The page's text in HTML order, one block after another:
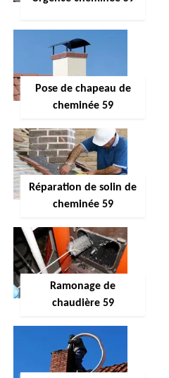
Pose de chapeau de
cheminée 59
Réparation de solin de
cheminée 59
Ramonage de
chaudière 59